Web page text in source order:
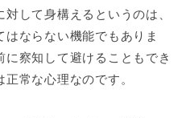
して身構えるというのは、
ならない機能でもありま
察知して避けることもでき
常な心理なのです。